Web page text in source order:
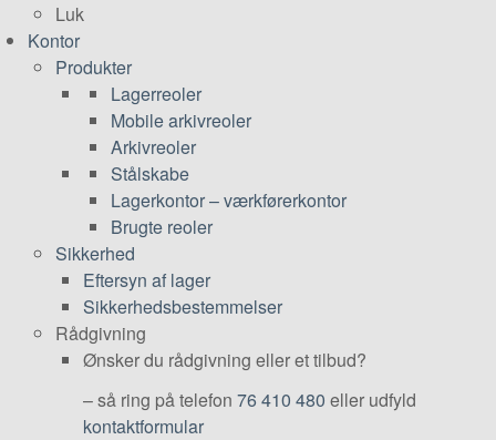
Luk
Kontor
Produkter
Lagerreoler
Mobile arkivreoler
Arkivreoler
Stålskabe
Lagerkontor – værkførerkontor
Brugte reoler
Sikkerhed
Eftersyn af lager
Sikkerhedsbestemmelser
Rådgivning
Ønsker du rådgivning eller et tilbud?
– så ring på telefon 76 410 480 eller udfyld
kontaktformular